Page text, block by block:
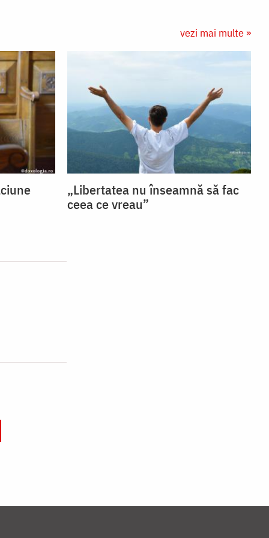
vezi mai multe »
„Libertatea nu înseamnă să fac
ceea ce vreau”